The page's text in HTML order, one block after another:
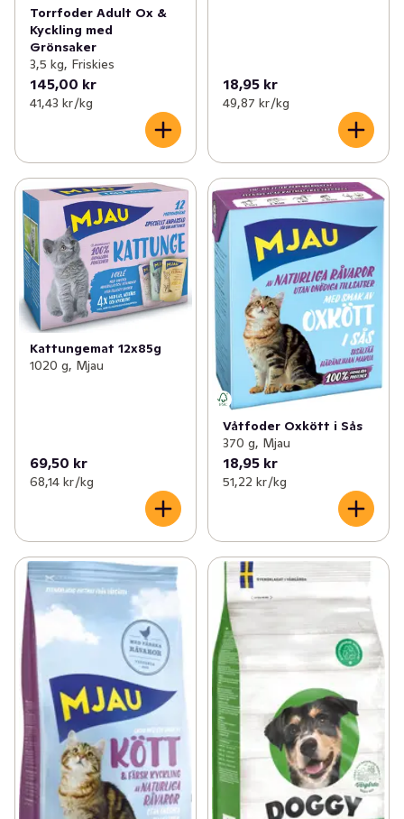
Torrfoder Adult Ox &
Kyckling med
Grönsaker
3,5 kg, Friskies
145,00 kr
41,43 kr /kg
18,95 kr
49,87 kr /kg
Kattungemat 12x85g
1020 g, Mjau
69,50 kr
68,14 kr /kg
Våtfoder Oxkött i Sås
370 g, Mjau
18,95 kr
51,22 kr /kg